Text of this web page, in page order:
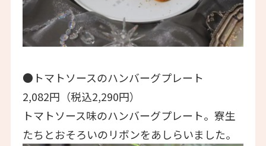
●トマトソースのハンバーグプレート
2,082円（税込2,290円）
トマトソース味のハンバーグプレート。寮生
たちとおそろいのリボンをあしらいました。